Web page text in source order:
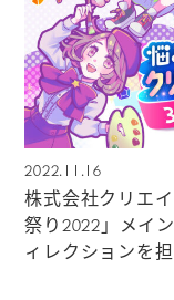
2022.11.16
株式会社クリエ
祭り2022」メイ
ィレクションを